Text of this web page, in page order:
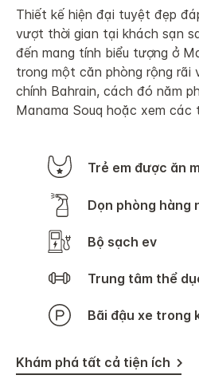
Thiết kế hiện đại tuyệt đẹp
vượt thời gian tại khách sạn
đến mang tính biểu tượng ở
trong một căn phòng rộng rãi
chính Bahrain, cách đó năm
Manama Souq hoặc xem các
Trẻ em được ăn
Dọn phòng hàng
Bộ sạch ev
Trung tâm thể
Bãi đậu xe trong
Khám phá tất cả tiện ích